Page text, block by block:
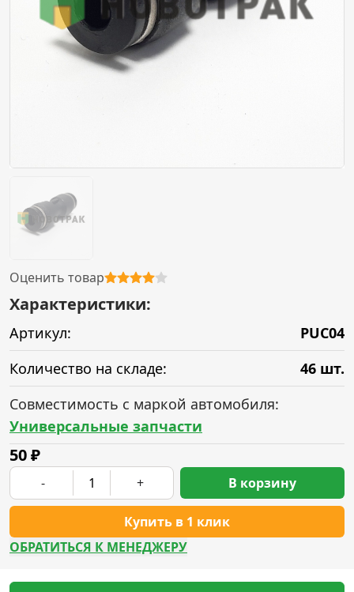
Оценить товар
Характеристики:
Артикул:
PUC04
Количество на складе:
46 шт.
Совместимость с маркой автомобиля:
Универсальные запчасти
50₽
- +
Купить в 1 клик
В корзину
ОБРАТИТЬСЯ К МЕНЕДЖЕРУ